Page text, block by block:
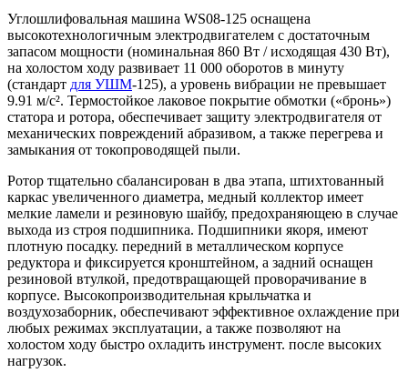
Углошлифовальная машина WS08-125 оснащена
высокотехнологичным электродвигателем с достаточным
запасом мощности (номинальная 860 Вт / исходящая 430 Вт),
на холостом ходу развивает 11 000 оборотов в минуту
(стандарт для УШМ-125), а уровень вибрации не превышает
9.91 м/с². Термостойкое лаковое покрытие обмотки («бронь»)
статора и ротора, обеспечивает защиту электродвигателя от
механических повреждений абразивом, а также перегрева и
замыкания от токопроводящей пыли.
Ротор тщательно сбалансирован в два этапа, штихтованный
каркас увеличенного диаметра, медный коллектор имеет
мелкие ламели и резиновую шайбу, предохраняющею в случае
выхода из строя подшипника. Подшипники якоря, имеют
плотную посадку. передний в металлическом корпусе
редуктора и фиксируется кронштейном, а задний оснащен
резиновой втулкой, предотвращающей проворачивание в
корпусе. Высокопроизводительная крыльчатка и
воздухозаборник, обеспечивают эффективное охлаждение при
любых режимах эксплуатации, а также позволяют на
холостом ходу быстро охладить инструмент. после высоких
нагрузок.